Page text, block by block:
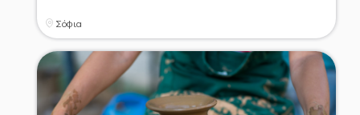
Σόφια